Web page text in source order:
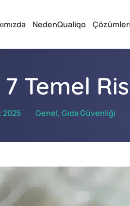
NedenQualiqo
Temel
2025 Genel, Gıda Güvenliği